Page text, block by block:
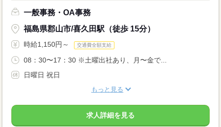
一般事務・OA事務
福島県郡山市/喜久田駅（徒歩 15分）
時給1,150円～ 交通費全額支給
08：30〜17：30 ※土曜出社あり、月〜金で...
日曜日 祝日
もっと見る
求人詳細を見る